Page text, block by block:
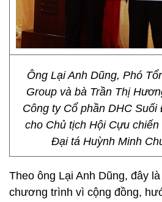
Ông Lại Anh Dũng, Phó
Group và bà Trần Thị
Công ty Cổ phần DHC
cho Chủ tịch Hội Cựu
Đại tá Huỳnh Minh
Theo ông Lại Anh Dũng, đây
chương trình vì cộng đồng,